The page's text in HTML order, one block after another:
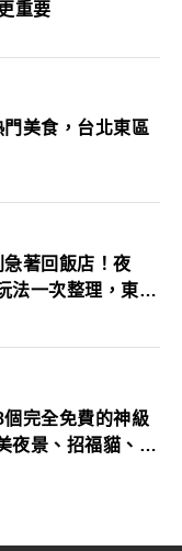
重要
美食，台北東區
著回飯店！夜
法一次整理，東京
完全免費的神級
夜景、招福貓、皇